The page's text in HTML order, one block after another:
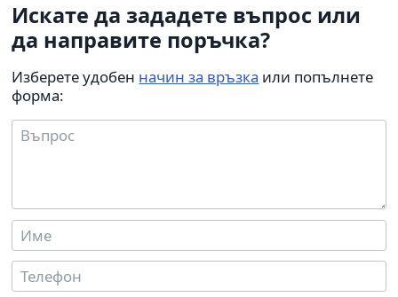
Искате да зададете въпрос или
да направите поръчка?
Изберете удобен начин за връзка или попълнете
форма: